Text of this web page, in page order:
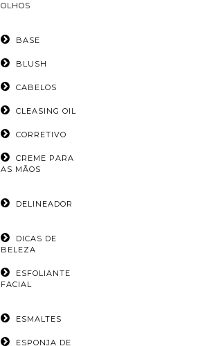
OLHOS
BASE
BLUSH
CABELOS
CLEASING OIL
CORRETIVO
CREME PARA
AS MÃOS
DELINEADOR
DICAS DE
BELEZA
ESFOLIANTE
FACIAL
ESMALTES
ESPONJA DE